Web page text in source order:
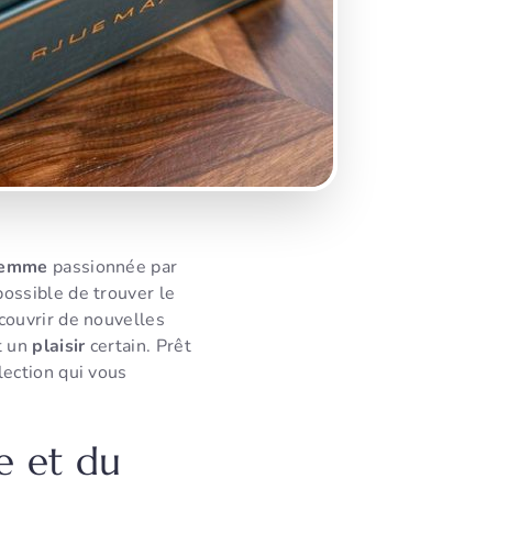
passionnée par
de trouver le
de nouvelles
un plaisir certain. Prêt
qui vous
et du